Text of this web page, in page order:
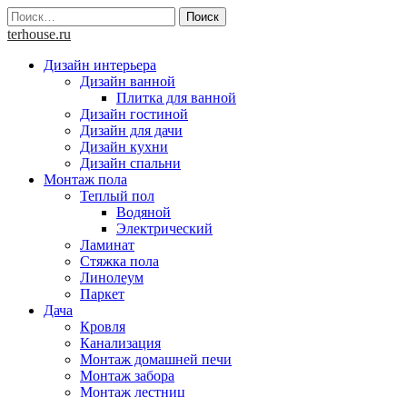
Skip
to
Найти:
terhouse.ru
Дизайн интерьера
Дизайн ванной
Плитка для ванной
Дизайн гостиной
Дизайн для дачи
Дизайн кухни
Дизайн спальни
Монтаж пола
Теплый пол
Водяной
Электрический
Ламинат
Стяжка пола
Линолеум
Паркет
Дача
Кровля
Канализация
Монтаж домашней печи
Монтаж забора
Монтаж лестниц